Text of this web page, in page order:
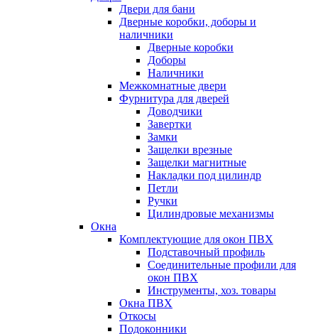
Двери для бани
Дверные коробки, доборы и
наличники
Дверные коробки
Доборы
Наличники
Межкомнатные двери
Фурнитура для дверей
Доводчики
Завертки
Замки
Защелки врезные
Защелки магнитные
Накладки под цилиндр
Петли
Ручки
Цилиндровые механизмы
Окна
Комплектующие для окон ПВХ
Подставочный профиль
Соединительные профили для
окон ПВХ
Инструменты, хоз. товары
Окна ПВХ
Откосы
Подоконники